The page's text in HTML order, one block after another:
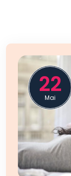
22
Mai